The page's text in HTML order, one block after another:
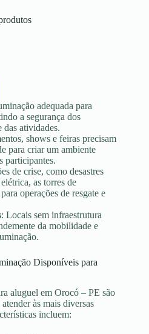
adequada para
a segurança dos
das atividades.
shows e feiras precisam
para criar um ambiente
participantes.
de crise, como desastres
as torres de
operações de resgate e
: Locais sem infraestrutura
da mobilidade e
Disponíveis para
aluguel em Orocó – PE são
às mais diversas
incluem: